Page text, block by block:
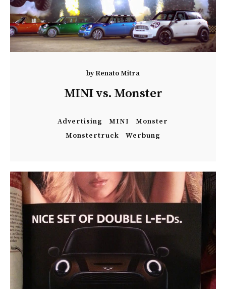
byRenato Mitra
MINI vs. Monster
Advertising MINI
Monster
Monstertruck
Werbung